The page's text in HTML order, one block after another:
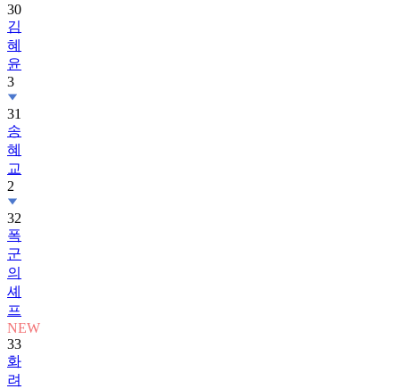
30
김
혜
윤
3
31
송
혜
교
2
32
폭
군
의
셰
프
NEW
33
화
려